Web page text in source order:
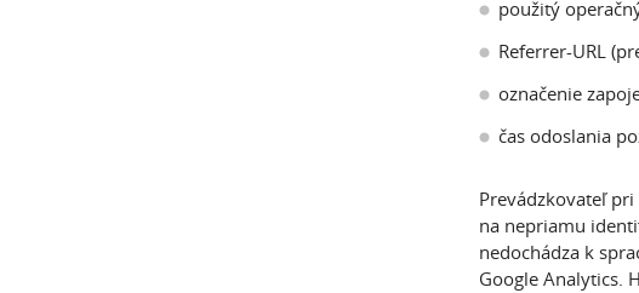
použitý
Referrer-URL
označenie
čas odoslania
Prevádzkovateľ
na nepriamu
nedochádza k
Google Analytics.